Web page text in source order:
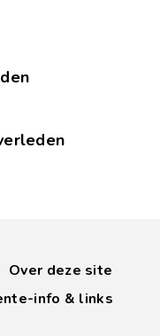
Over deze site
info & links